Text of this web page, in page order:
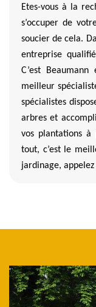
Etes-vous à la
s’occuper de
soucier de cela.
entreprise
C’est
meilleur
spécialistes
arbres et
vos plantations
tout, c’est le
jardinage,